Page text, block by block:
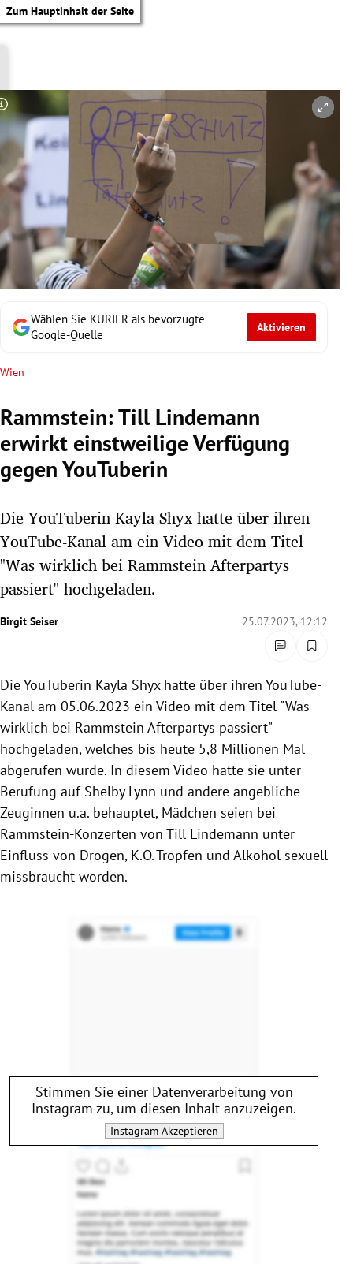
Zum Hauptinhalt der Seite
Untermenü
Untermenü
Untermenü
Untermenü
Untermenü
Untermenü
Untermenü
Untermenü
Wählen Sie KURIER als bevorzugte
Google-Quelle
Aktivieren
Wien
Rammstein: Till Lindemann
erwirkt einstweilige Verfügung
gegen YouTuberin
Die YouTuberin Kayla Shyx hatte über ihren
YouTube-Kanal am ein Video mit dem Titel
"Was wirklich bei Rammstein Afterpartys
passiert" hochgeladen.
Birgit Seiser 25.07.2023, 12:12
Copyright-Hinweis öffnen/schließen
Die YouTuberin Kayla Shyx hatte über ihren YouTube-
Kanal am 05.06.2023 ein Video mit dem Titel "Was
wirklich bei Rammstein Afterpartys passiert"
hochgeladen, welches bis heute 5,8 Millionen Mal
abgerufen wurde. In diesem Video hatte sie unter
Berufung auf Shelby Lynn und andere angebliche
Zeuginnen u.a. behauptet, Mädchen seien bei
Rammstein-Konzerten von Till Lindemann unter
Einfluss von Drogen, K.O.-Tropfen und Alkohol sexuell
missbraucht worden.
Stimmen Sie einer Datenverarbeitung von
Instagram zu, um diesen Inhalt anzuzeigen.
InstagramAkzeptieren